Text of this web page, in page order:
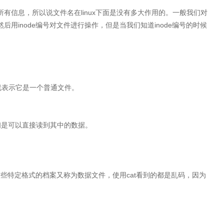
信息，所以说文件名在linux下面是没有多大作用的。一般我们对
用inode编号对文件进行操作，但是当我们知道inode编号的时候
示它是一个普通文件。
可以直接读到其中的数据。
特定格式的档案又称为数据文件，使用cat看到的都是乱码，因为